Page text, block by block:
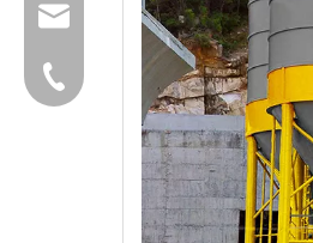
group@qunfeng.com
+86-595 22356782